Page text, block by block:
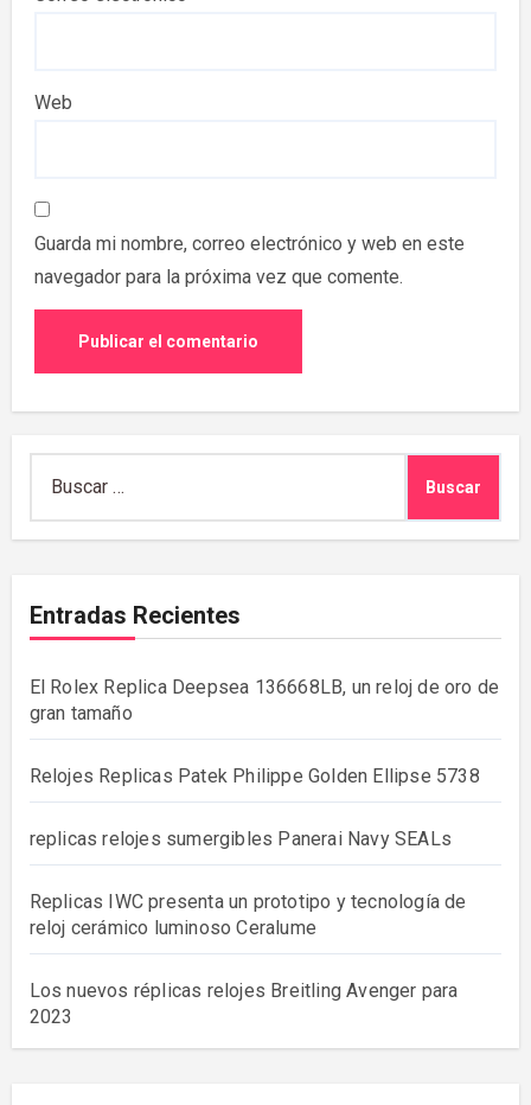
Web
Guarda mi nombre, correo electrónico y web en este
navegador para la próxima vez que comente.
Entradas Recientes
El Rolex Replica Deepsea 136668LB, un reloj de oro de
gran tamaño
Relojes Replicas Patek Philippe Golden Ellipse 5738
replicas relojes sumergibles Panerai Navy SEALs
Replicas IWC presenta un prototipo y tecnología de
reloj cerámico luminoso Ceralume
Los nuevos réplicas relojes Breitling Avenger para
2023